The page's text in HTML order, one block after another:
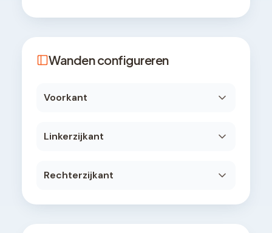
Wanden configureren
Voorkant
Linkerzijkant
Rechterzijkant